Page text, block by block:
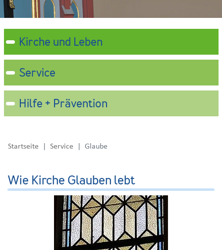
Kirche und Leben
Service
Hilfe + Prävention
Startseite Service Glaube
Wie Kirche Glauben lebt